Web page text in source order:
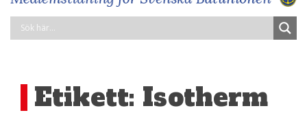
Etikett: Isotherm